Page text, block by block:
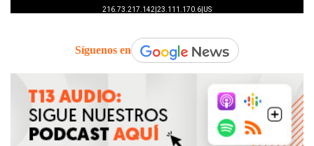
Síguenos en